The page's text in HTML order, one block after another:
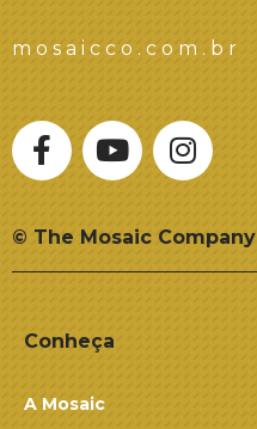
mosaicco.com.br
© The Mosaic Company
Conheça
A Mosaic